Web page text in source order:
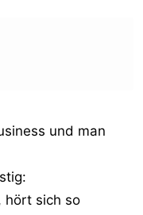
und man
hört sich so